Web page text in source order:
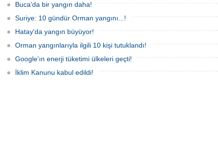
Buca'da bir yangın daha!
Suriye: 10 gündür Orman yangını...!
Hatay'da yangın büyüyor!
Orman yangınlarıyla ilgili 10 kişi tutuklandı!
Google'ın enerji tüketimi ülkeleri geçti!
İklim Kanunu kabul edildi!